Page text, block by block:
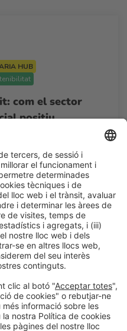
HUB
com el sector
positiu
Hub